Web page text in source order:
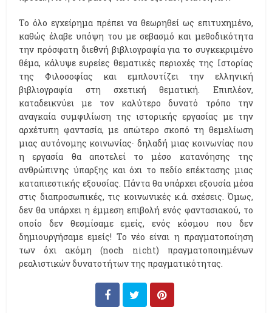
Το όλο εγχείρημα πρέπει να θεωρηθεί ως επιτυχημένο,
καθώς έλαβε υπόψη του με σεβασμό και μεθοδικότητα
την πρόσφατη διεθνή βιβλιογραφία για το συγκεκριμένο
θέμα, κάλυψε ευρείες θεματικές περιοχές της Ιστορίας
της Φιλοσοφίας και εμπλουτίζει την ελληνική
βιβλιογραφία στη σχετική θεματική. Επιπλέον,
καταδεικνύει με τον καλύτερο δυνατό τρόπο την
αναγκαία συμφιλίωση της ιστορικής εργασίας με την
αρχέτυπη φαντασία, με απώτερο σκοπό τη θεμελίωση
μιας αυτόνομης κοινωνίας∙ δηλαδή μιας κοινωνίας που
η εργασία θα αποτελεί το μέσο κατανόησης της
ανθρώπινης ύπαρξης και όχι το πεδίο επέκτασης μιας
καταπιεστικής εξουσίας. Πάντα θα υπάρχει εξουσία μέσα
στις διαπροσωπικές, τις κοινωνικές κ.ά. σχέσεις. Όμως,
δεν θα υπάρχει η έμμεση επιβολή ενός φαντασιακού, το
οποίο δεν θεσμίσαμε εμείς, ενός κόσμου που δεν
δημιουργήσαμε εμείς! Το νέο είναι η πραγματοποίηση
των όχι ακόμη (noch nicht) πραγματοποιημένων
ρεαλιστικών δυνατοτήτων της πραγματικότητας.